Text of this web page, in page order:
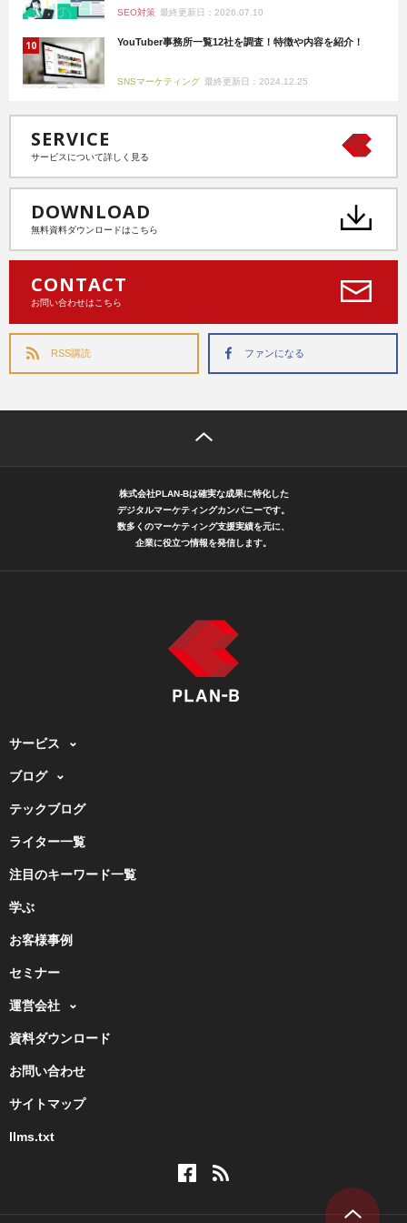
SEO対策 最終更新日：2026.07.10
YouTuber事務所一覧12社を調査！特徴や内容を紹介！
SNSマーケティング 最終更新日：2024.12.25
SERVICE
サービスについて詳しく見る
DOWNLOAD
無料資料ダウンロードはこちら
CONTACT
お問い合わせはこちら
RSS購読 ファンになる
株式会社PLAN-Bは確実な成果に特化した
デジタルマーケティングカンパニーです。
数多くのマーケティング支援実績を元に、
企業に役立つ情報を発信します。
サービス
ブログ
テックブログ
ライター一覧
注目のキーワード一覧
学ぶ
お客様事例
セミナー
運営会社
資料ダウンロード
お問い合わせ
サイトマップ
llms.txt